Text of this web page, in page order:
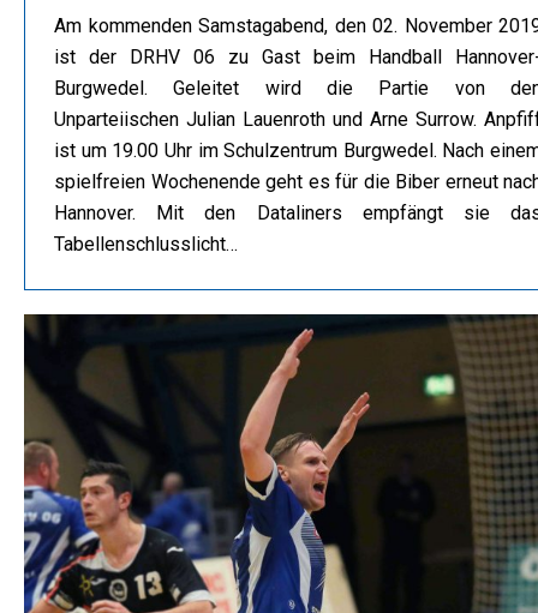
Am kommenden Samstagabend, den 02. November
ist der DRHV 06 zu Gast beim Handball
Burgwedel. Geleitet wird die Partie von
Unparteiischen Julian Lauenroth und Arne Surrow.
ist um 19.00 Uhr im Schulzentrum Burgwedel. Nach
spielfreien Wochenende geht es für die Biber erneut
Hannover. Mit den Dataliners empfängt sie
Tabellenschlusslicht…